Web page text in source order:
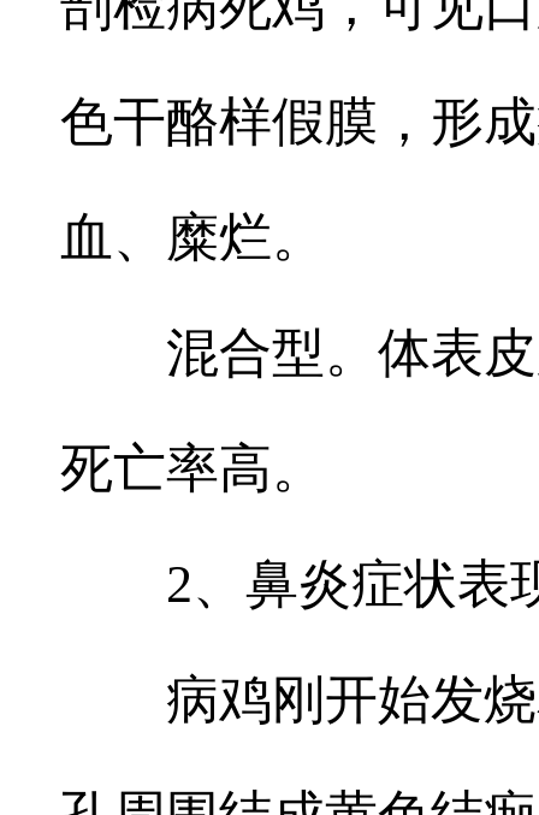
色干酪样假膜，形
血、糜烂。
混合型。体表
死亡率高。
2、鼻炎症状表
病鸡刚开始发